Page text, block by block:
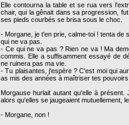
Elle contourna la table et se rua vers
chair, qui la gênait dans sa progression,
ses pieds courbés se brisa sous le choc.
- Morgane, je t'en prie, calme-toi ! tenta
qui ne va pas.
- Ce qui ne va pas ? Rien ne va ! Ma
commis. Elle a suffisamment essayé de
ne ruinera pas ma vie.
- Tu plaisantes, j'espère ? C'est moi qui
as mis des années à maîtriser tes
Morgause hurlait autant qu'elle à
alors qu'elles se jaugeaient mutuellement,
- Morgane, non !